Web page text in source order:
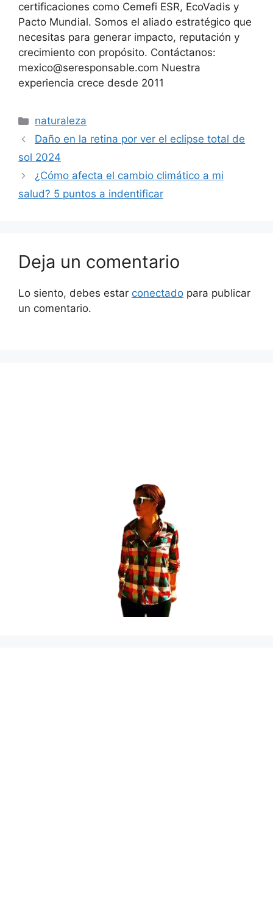
certificaciones como Cemefi ESR, EcoVadis y
Pacto Mundial. Somos el aliado estratégico que
necesitas para generar impacto, reputación y
crecimiento con propósito. Contáctanos:
mexico@seresponsable.com Nuestra
experiencia crece desde 2011
Categorías
naturaleza
Daño en la retina por ver el eclipse total de
sol 2024
¿Cómo afecta el cambio climático a mi
salud? 5 puntos a indentificar
Deja un comentario
Lo siento, debes estar conectado para publicar
un comentario.